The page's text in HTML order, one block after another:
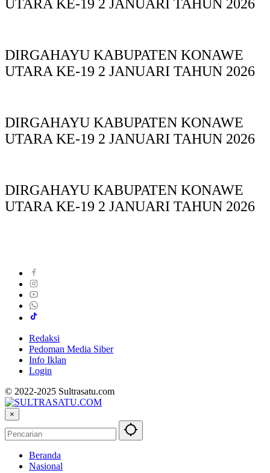
UTARA KE-19 2 JANUARI TAHUN 2026
DIRGAHAYU KABUPATEN KONAWE
UTARA KE-19 2 JANUARI TAHUN 2026
DIRGAHAYU KABUPATEN KONAWE
UTARA KE-19 2 JANUARI TAHUN 2026
DIRGAHAYU KABUPATEN KONAWE
UTARA KE-19 2 JANUARI TAHUN 2026
Redaksi
Pedoman Media Siber
Info Iklan
Login
© 2022-2025 Sultrasatu.com
×
Beranda
Nasional